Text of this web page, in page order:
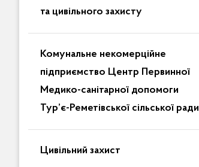
та цивільного захисту
Комунальне некомерційне
підприємство Центр Первинної
Медико-санітарної допомоги
Тур’є-Реметівської сільської ради
Цивільний захист